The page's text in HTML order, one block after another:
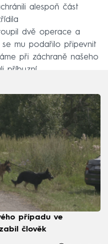
alespoň část
dvě operace a
mu podařilo připevnit
při záchraně našeho
příbuzní.
případu ve
člověk